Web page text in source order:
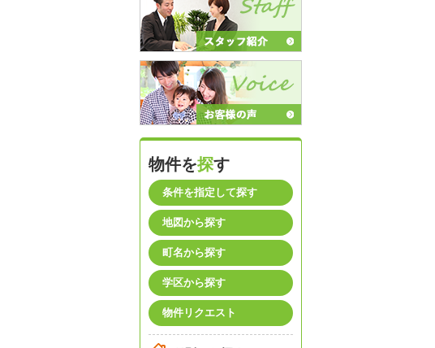
物件を探す
条件を指定して探す
地図から探す
町名から探す
学区から探す
物件リクエスト